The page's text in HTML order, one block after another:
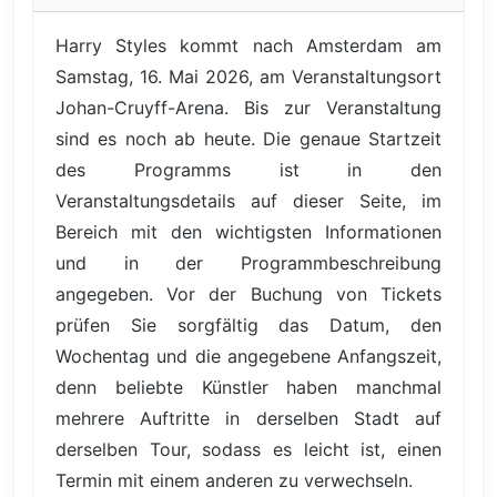
Harry Styles kommt nach Amsterdam am
Samstag, 16. Mai 2026, am Veranstaltungsort
Johan-Cruyff-Arena. Bis zur Veranstaltung
sind es noch ab heute. Die genaue Startzeit
des Programms ist in den
Veranstaltungsdetails auf dieser Seite, im
Bereich mit den wichtigsten Informationen
und in der Programmbeschreibung
angegeben. Vor der Buchung von Tickets
prüfen Sie sorgfältig das Datum, den
Wochentag und die angegebene Anfangszeit,
denn beliebte Künstler haben manchmal
mehrere Auftritte in derselben Stadt auf
derselben Tour, sodass es leicht ist, einen
Termin mit einem anderen zu verwechseln.